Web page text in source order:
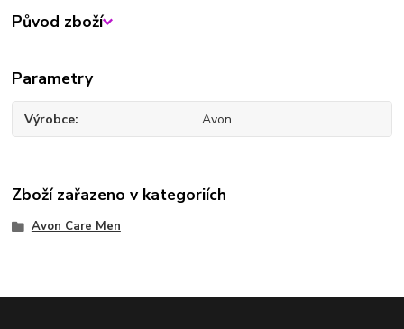
Původ zboží
Parametry
Výrobce Avon
Zboží zařazeno v kategoriích
Avon Care Men